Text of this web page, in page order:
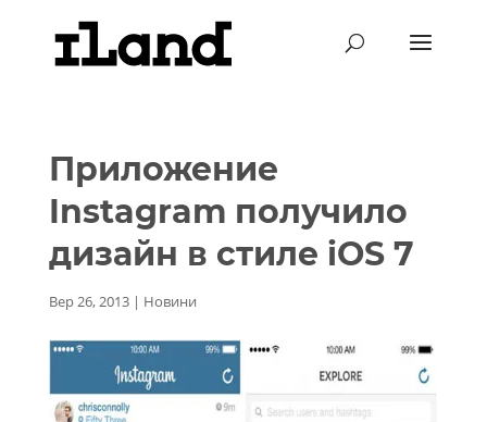
Приложение
Instagram получило
дизайн в стиле iOS 7
Вер 26, 2013| Новини